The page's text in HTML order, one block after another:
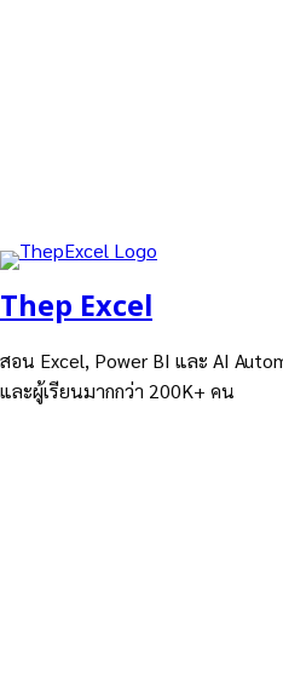
Thep Excel
สอน Excel, Power BI และ AI
และผู้เรียนมากกว่า 200K+ คน